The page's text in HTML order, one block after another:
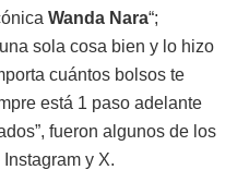
Wanda Nara“;
sola cosa bien y lo hizo
cuántos bolsos te
está 1 paso adelante
fueron algunos de los
y X.